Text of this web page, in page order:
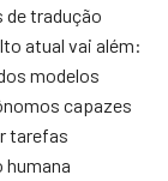
de tradução
atual vai além:
modelos
capazes
tarefas